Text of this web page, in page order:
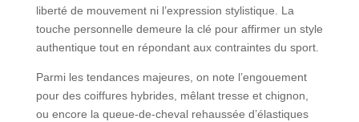
liberté de mouvement ni l’expression stylistique. La
touche personnelle demeure la clé pour affirmer un style
authentique tout en répondant aux contraintes du sport.
Parmi les tendances majeures, on note l’engouement
pour des coiffures hybrides, mêlant tresse et chignon,
ou encore la queue-de-cheval rehaussée d’élastiques